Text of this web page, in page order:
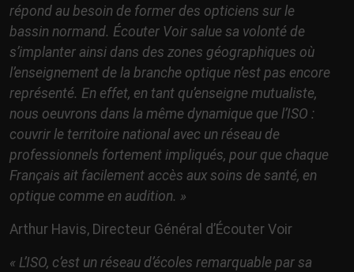
répond au besoin de former des opticiens sur le
bassin normand. Écouter Voir salue sa volonté de
s’implanter ainsi dans des zones géographiques où
l’enseignement de la branche optique n’est pas encore
représenté. En effet, en tant qu’enseigne mutualiste,
nous oeuvrons dans la même dynamique que l’ISO :
couvrir le territoire national avec un réseau de
professionnels fortement impliqués, pour que chaque
Français ait facilement accès aux soins de santé, en
optique comme en audition. »
Arthur Havis, Directeur Général d’Écouter Voir
« L’ISO, c’est un réseau d’écoles remarquable par sa